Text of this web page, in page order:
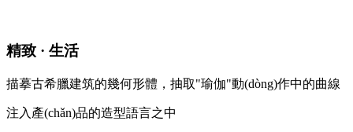
精致 · 生活
描摹古希臘建筑的幾何形體，抽取"瑜伽"動(dòng)作中的曲線
注入產(chǎn)品的造型語言之中